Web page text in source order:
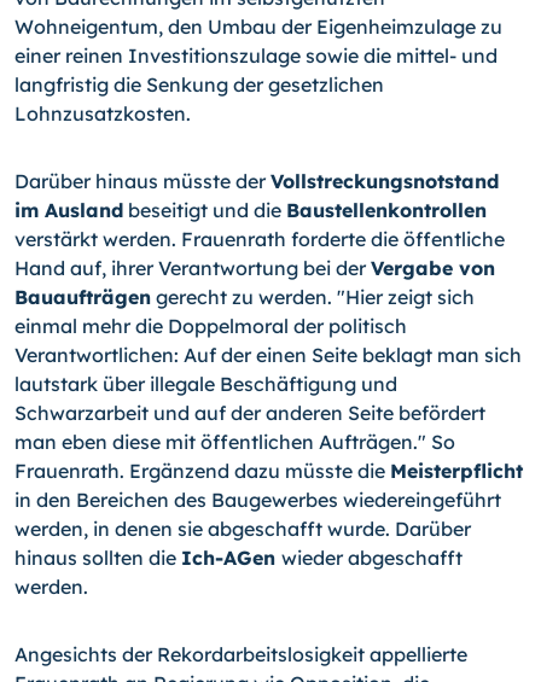
Wohneigentum, den Umbau der Eigenheimzulage zu
einer reinen Investitionszulage sowie die mittel- und
langfristig die Senkung der gesetzlichen
Lohnzusatzkosten.
Darüber hinaus müsste derVollstreckungsnotstand
im Ausland beseitigt und die Baustellenkontrollen
verstärkt werden. Frauenrath forderte die öffentliche
Hand auf, ihrer Verantwortung bei derVergabe von
Bauaufträgen gerecht zu werden. "Hier zeigt sich
einmal mehr die Doppelmoral der politisch
Verantwortlichen: Auf der einen Seite beklagt man sich
lautstark über illegale Beschäftigung und
Schwarzarbeit und auf der anderen Seite befördert
man eben diese mit öffentlichen Aufträgen." So
Frauenrath. Ergänzend dazu müsste die Meisterpflicht
in den Bereichen des Baugewerbes wiedereingeführt
werden, in denen sie abgeschafft wurde. Darüber
hinaus sollten die Ich-AGen wieder abgeschafft
werden.
Angesichts der Rekordarbeitslosigkeit appellierte